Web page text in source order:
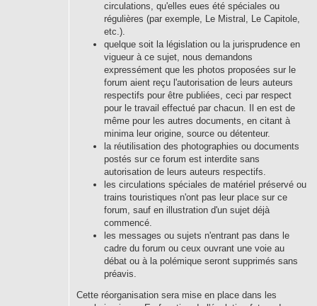
circulations, qu'elles eues été spéciales ou
régulières (par exemple, Le Mistral, Le Capitole,
etc.).
quelque soit la législation ou la jurisprudence en
vigueur à ce sujet, nous demandons
expressément que les photos proposées sur le
forum aient reçu l'autorisation de leurs auteurs
respectifs pour être publiées, ceci par respect
pour le travail effectué par chacun. Il en est de
même pour les autres documents, en citant à
minima leur origine, source ou détenteur.
la réutilisation des photographies ou documents
postés sur ce forum est interdite sans
autorisation de leurs auteurs respectifs.
les circulations spéciales de matériel préservé ou
trains touristiques n'ont pas leur place sur ce
forum, sauf en illustration d'un sujet déjà
commencé.
les messages ou sujets n'entrant pas dans le
cadre du forum ou ceux ouvrant une voie au
débat ou à la polémique seront supprimés sans
préavis.
Cette réorganisation sera mise en place dans les